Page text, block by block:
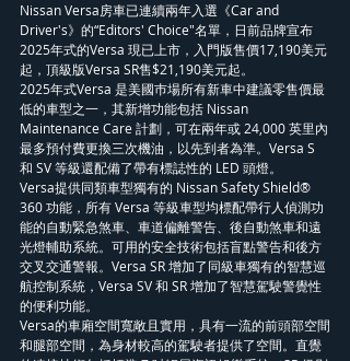
Nissan Versa房車已連續兩年入選《Car and
Driver's》的“Editors' Choice"名單，日前品牌宣布
2025年式的Versa 現已上市，入門版售價17,190美元
起，頂級版Versa SR售$21,190美元起。
2025年式Versa 是美國巿場所有新車中建議零售價最
低的車型之一，其新增功能包括 Nissan
Maintenance Care 計劃，可在兩年或 24,000 英里內
最多預付費更換三次機油，以先到者為準。Versa S
和 SV 等級還配備了帶有標誌性的 LED 頭燈。
Versa提供同類車型獨有的 Nissan Safety Shield®
360 功能，所有 Versa 等級車型均標配帶行人偵測功
能的自動緊急煞車、車道偏離警告、後自動煞車和遠
光燈輔助系統。可用的安全技術包括盲點警告和後方
交叉交通警報。Versa SR 增加了同級車獨有的智慧巡
航控制系統，Versa SV 和 SR 增加了智慧駕駛警覺性
的便利功能。
Versa的車廂空間寬敞且實用，具有一流的前頭部空間
和腿部空間，為身材較高的駕駛者提供了空間。直覺